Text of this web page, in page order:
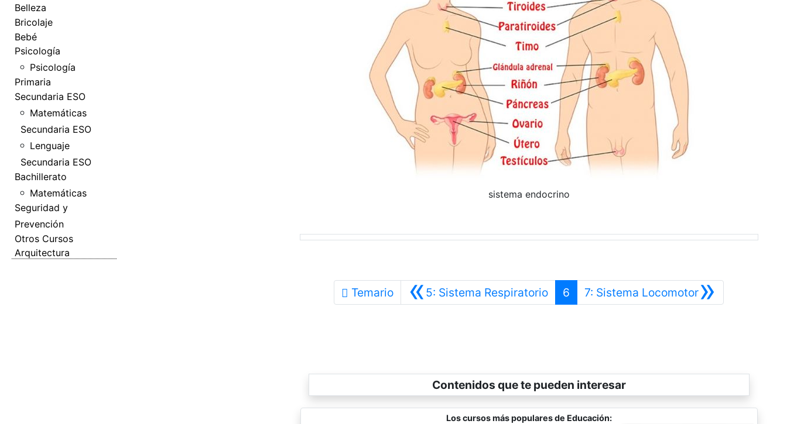
Belleza
Bricolaje
Bebé
Psicología
Psicología
Primaria
Secundaria ESO
Matemáticas
Secundaria ESO
Lenguaje
Secundaria ESO
Bachillerato
Matemáticas
Seguridad y
Prevención
Otros Cursos
Arquitectura
sistema endocrino
Temario «5: Sistema RespiratorioAnterior
6 »
7: Sistema LocomotorSiguiente
Contenidos que te pueden interesar
Los cursos más populares de Educación: